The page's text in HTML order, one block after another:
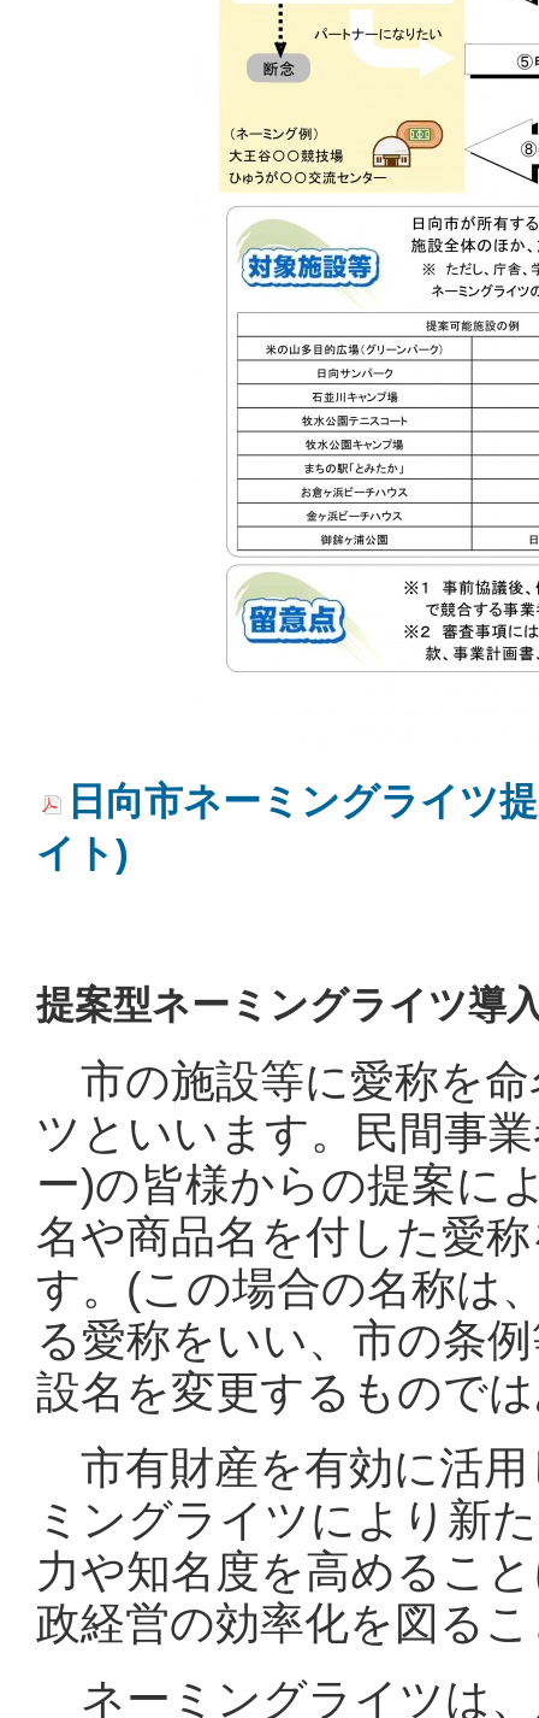
日向市ネーミングライツ
イト)
提案型ネーミングライツ導
市の施設等に愛称を
ツといいます。民間事
ー)の皆様からの提案に
名や商品名を付した愛
す。(この場合の名称は
る愛称をいい、市の条
設名を変更するもので
市有財産を有効に活用
ミングライツにより新
力や知名度を高めるこ
政経営の効率化を図る
ネーミングライツは